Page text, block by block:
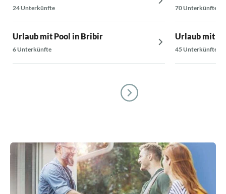
24 Unterkünfte
Urlaub mit Pool in Bribir
6 Unterkünfte
70 Unterkünfte
Urlaub mit
45 Unterkünfte